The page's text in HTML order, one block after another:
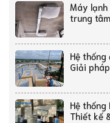
Máy
trung
Hệ
Giải
Hệ thống
Thiết kế